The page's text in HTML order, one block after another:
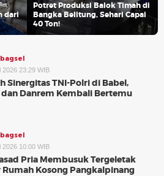
dari
Potret Produksi Balok Timah di
Bangka Belitung, Sehari Capai
40 Ton!
2026 23:29 WIB
Sinergitas TNI-Polri di Babel,
Danrem Kembali Bertemu
2026 10:00 WIB
Pria Membusuk Tergeletak
Kosong Pangkalpinang